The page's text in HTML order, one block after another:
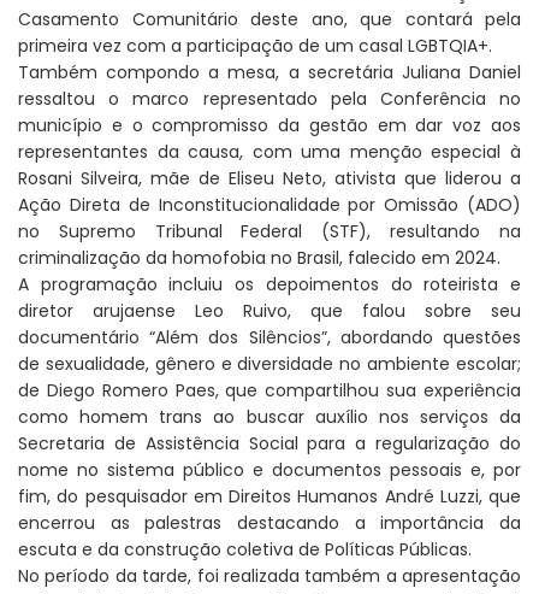
Casamento Comunitário deste ano, que contará pela
primeira vez com a participação de um casal LGBTQIA+.
Também compondo a mesa, a secretária Juliana Daniel
ressaltou o marco representado pela Conferência no
município e o compromisso da gestão em dar voz aos
representantes da causa, com uma menção especial à
Rosani Silveira, mãe de Eliseu Neto, ativista que liderou a
Ação Direta de Inconstitucionalidade por Omissão (ADO)
no Supremo Tribunal Federal (STF), resultando na
criminalização da homofobia no Brasil, falecido em 2024.
A programação incluiu os depoimentos do roteirista e
diretor arujaense Leo Ruivo, que falou sobre seu
documentário “Além dos Silêncios”, abordando questões
de sexualidade, gênero e diversidade no ambiente escolar;
de Diego Romero Paes, que compartilhou sua experiência
como homem trans ao buscar auxílio nos serviços da
Secretaria de Assistência Social para a regularização do
nome no sistema público e documentos pessoais e, por
fim, do pesquisador em Direitos Humanos André Luzzi, que
encerrou as palestras destacando a importância da
escuta e da construção coletiva de Políticas Públicas.
No período da tarde, foi realizada também a apresentação